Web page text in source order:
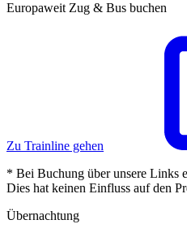
Europaweit Zug & Bus buchen
Zu Trainline gehen
* Bei Buchung über unsere Links
Dies hat keinen Einfluss auf den
Übernachtung